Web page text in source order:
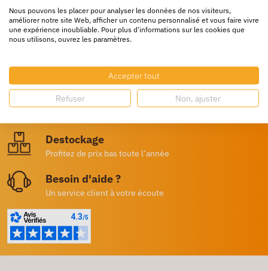
Livraison rapide
24/72h partout en europe
Livraison gratuite
Destockage
Profitez de prix bas toute l’année
Besoin d'aide ?
Un service client à votre écoute
Nous pouvons les placer pour analyser les données de nos visiteurs,
améliorer notre site Web, afficher un contenu personnalisé et vous faire vivre
une expérience inoubliable. Pour plus d'informations sur les cookies que
nous utilisons, ouvrez les paramètres.
Accepter tout
Refuser Non, ajuster